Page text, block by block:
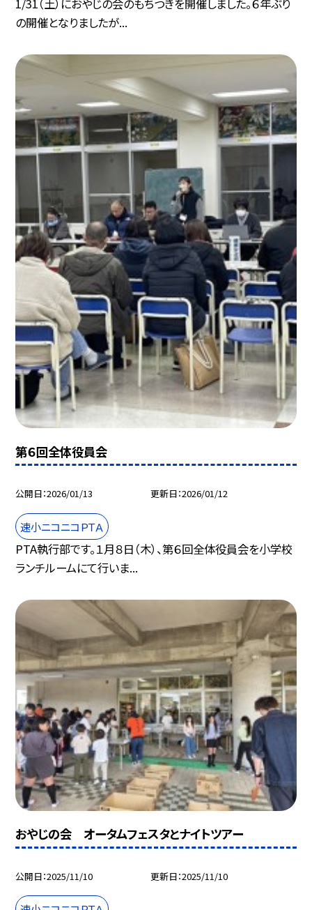
1/31（土）におやじの会のもちつきを開催しました。６年ぶり
の開催となりましたが...
第６回全体役員会
公開日 2026/01/13 更新日 2026/01/12
速小ニコニコＰＴＡ
PTA執行部です。１月８日（木）、第６回全体役員会を小学校
ランチルームにて行いま...
おやじの会 オータムフェスタとナイトツアー
公開日 2025/11/10 更新日 2025/11/10